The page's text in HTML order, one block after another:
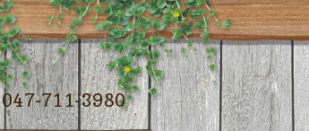
047-711-3980